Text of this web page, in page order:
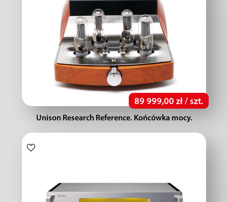
89 999,00 zł / szt.
Unison Research Reference. Końcówka mocy.